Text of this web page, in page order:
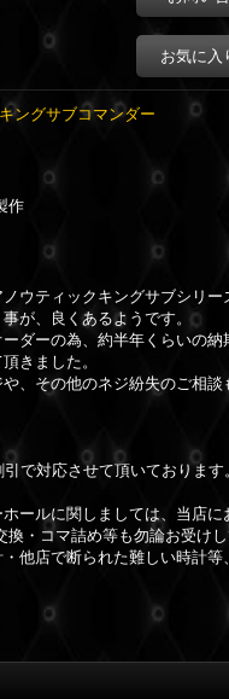
お気に入
ングサブコマンダー
作
ウティックキングサブシリー
が、良くあるようです。
ダーの為、約半年くらいの
きました。
、その他のネジ紛失のご相談
で対応させて頂いております
ールに関しましては、当店に
・コマ詰め等も勿論お受けし
他店で断られた難しい時計等